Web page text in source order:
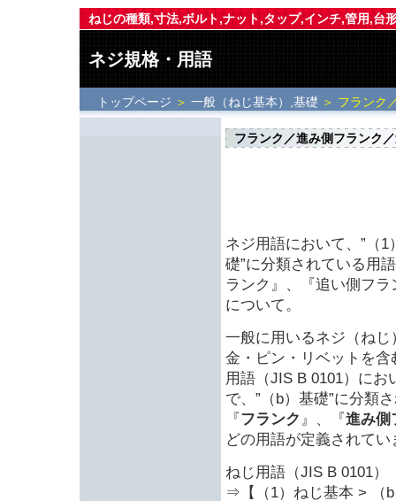
ねじの種類,寸法,ボルト,ナット,タップ,インチ,管用,台
ネジ規格・用語
トップページ ＞ 一般（ねじ基本）,基礎 ＞ フランク
フランク／進み側フランク
ネジ用語において、”（1
礎”に分類されている用
ランク』、『追い側フ
について。
一般に用いるネジ（ねじ
金・ピン・リベットを
用語（JIS B 0101）にお
で、”（b）基礎”に分類
『フランク 』、『進み側
どの用語が定義されてい
ねじ用語（JIS B 0101）
⇒【（1）ねじ基本 > （